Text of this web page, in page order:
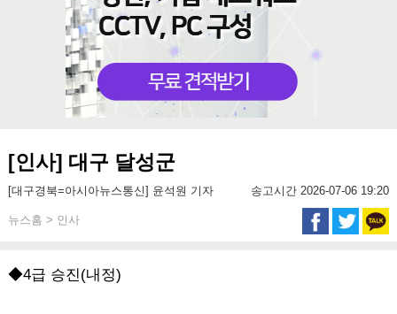
[인사] 대구 달성군
[대구경북=아시아뉴스통신] 윤석원 기자 송고시간 2026-07-06 19:20
뉴스홈 > 인사
◆4급 승진(내정)